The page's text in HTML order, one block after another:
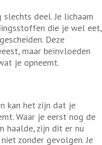
deel. Je lichaam
die je wel eet,
Deze
maar beïnvloeden
je opneemt.
kan het zijn dat je
Waar je eerst nog de
haalde, zijn dit er nu
zonder gevolgen. Je